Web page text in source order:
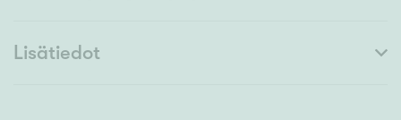
Lisätiedot